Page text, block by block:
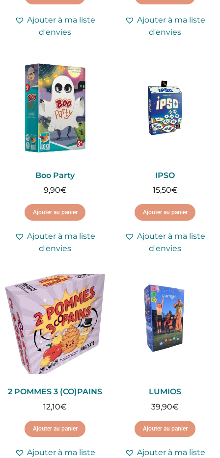
Ajouter à ma liste
d'envies
Ajouter à ma liste
d'envies
Boo Party
9,90€
Ajouter au panier
Ajouter à ma liste
d'envies
IPSO
15,50€
Ajouter au panier
Ajouter à ma liste
d'envies
2 POMMES 3 (CO)PAINS
12,10€
Ajouter au panier
Ajouter à ma liste
LUMIOS
39,90€
Ajouter au panier
Ajouter à ma liste